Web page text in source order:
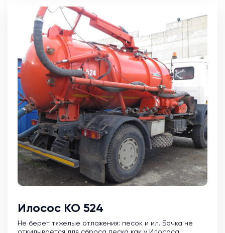
Илосос КО 524
Не берет тяжелые отложения: песок и ил. Бочка не